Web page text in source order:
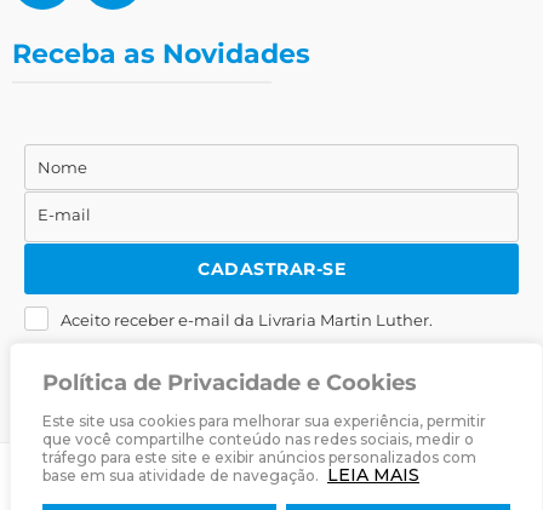
Política de Privacidade e Cookies
Este site usa cookies para melhorar sua experiência, permitir
que você compartilhe conteúdo nas redes sociais, medir o
tráfego para este site e exibir anúncios personalizados com
base em sua atividade de navegação. LEIA MAIS
Receba as Novidades
Nome
Nome
E-
mail
E-mail
CADASTRAR-SE
Aceito receber e-mail da Livraria Martin Luther.
Livraria Martin Luther· Desenvolvido porZwei Arts